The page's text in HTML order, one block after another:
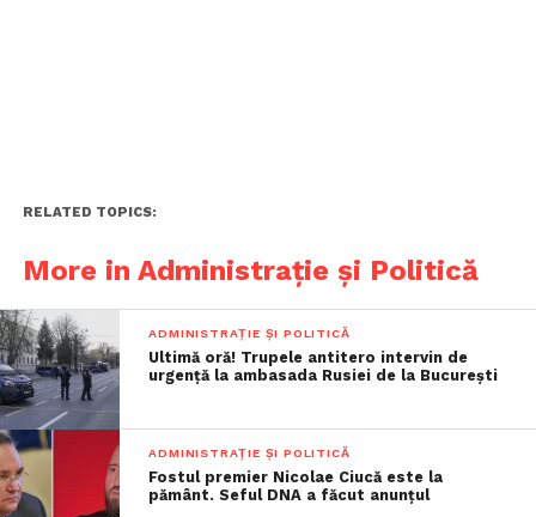
RELATED TOPICS:
More in Administrație și Politică
ADMINISTRAȚIE ȘI POLITICĂ
Ultimă oră! Trupele antitero intervin de
urgență la ambasada Rusiei de la București
ADMINISTRAȚIE ȘI POLITICĂ
Fostul premier Nicolae Ciucă este la
pământ. Seful DNA a făcut anunțul